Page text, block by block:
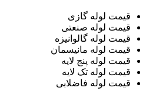
قیمت لوله گازی
قیمت لوله صنعتی
قیمت لوله گالوانیزه
قیمت لوله مانیسمان
قیمت لوله پنج لایه
قیمت لوله تک لایه
قیمت لوله فاضلابی